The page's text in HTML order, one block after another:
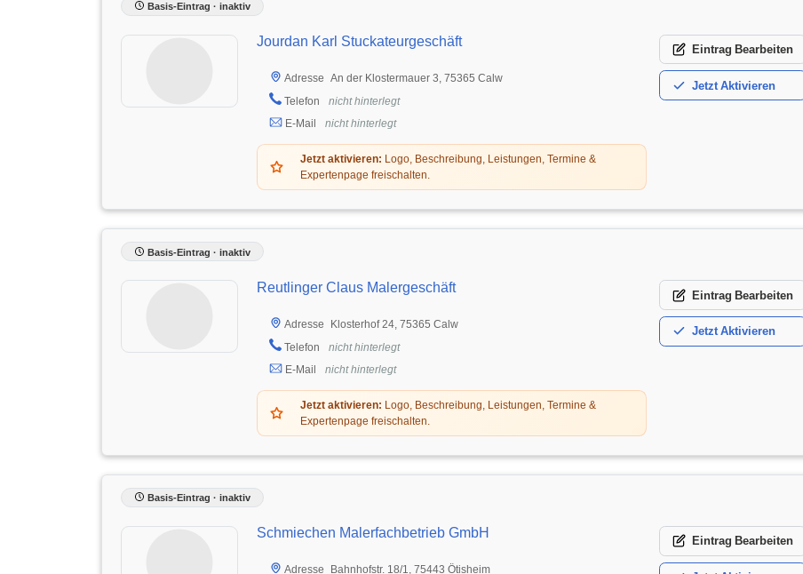
Basis-Eintrag · inaktiv
Jourdan Karl Stuckateurgeschäft
Adresse An der Klostermauer 3, 75365 Calw
Telefon
nicht hinterlegt
E-Mail
nicht hinterlegt
Jetzt aktivieren: Logo, Beschreibung, Leistungen, Termine &
Expertenpage freischalten.
Eintrag Bearbeiten
Jetzt Aktivieren
Basis-Eintrag · inaktiv
Reutlinger Claus Malergeschäft
Adresse
Klosterhof 24, 75365 Calw
Telefon
nicht hinterlegt
E-Mail
nicht hinterlegt
Jetzt aktivieren: Logo, Beschreibung, Leistungen, Termine &
Expertenpage freischalten.
Eintrag Bearbeiten
Jetzt Aktivieren
Basis-Eintrag · inaktiv
Schmiechen Malerfachbetrieb GmbH
Adresse
Bahnhofstr. 18/1, 75443 Ötisheim
Eintrag Bearbeiten